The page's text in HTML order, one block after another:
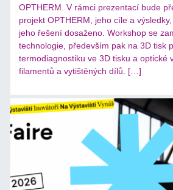
OPTHERM. V rámci prezentací bude
projekt OPTHERM, jeho cíle a
jeho řešení dosaženo. Workshop se
technologie, především pak na 3D tisk
termodiagnostiku ve 3D tisku a optické
filamentů a vytištěných dílů. […]